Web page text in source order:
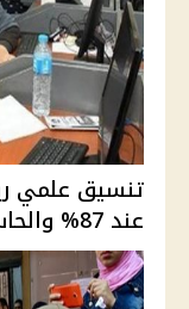
عند 87% والحاسبات 83% وأماكن بال...